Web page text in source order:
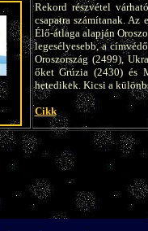
Rekord részvétel
csapatra számítanak.
Élő-átlaga alapján
legesélyesebb, a
Oroszország (2499),
őket Grúzia (2430) és
hetedikek. Kicsi a
Cikk